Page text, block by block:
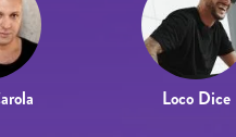
Loco Dice